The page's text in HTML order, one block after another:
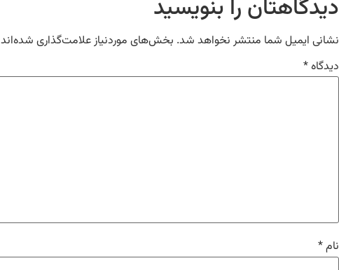
دیدگاهتان را بنویسید
نشانی ایمیل شما منتشر نخواهد شد. بخش‌های موردنیاز علامت‌گذاری شده‌اند
دیدگاه*
نام*